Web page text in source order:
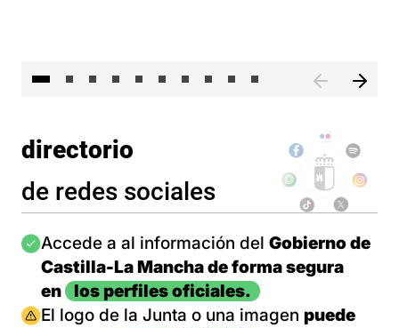
directorio
de redes sociales
Imagen
Accede a al información del Gobierno de
Castilla-La Mancha de forma segura
en
los perfiles oficiales.
Imagen
El logo de la Junta o una imagen puede